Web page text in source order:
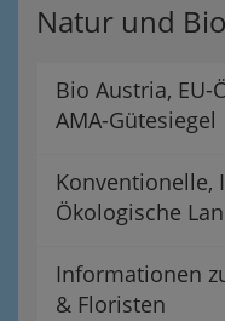
Natur und Bio
Bio Austria,
AMA-Gütesiegel
Konventionelle,
Ökologische
Informationen
& Floristen